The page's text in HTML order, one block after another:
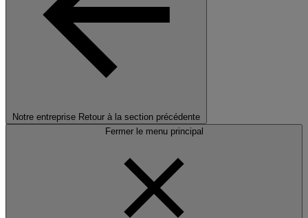
Notre entreprise Retour à la section précédente
Fermer le menu principal